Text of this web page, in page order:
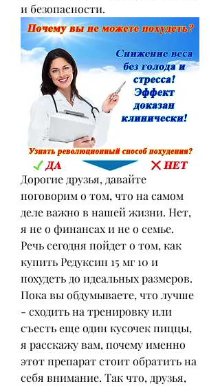
и безопасности.
Дорогие друзья, давайте
поговорим о том, что на самом
деле важно в нашей жизни. Нет,
я не о финансах и не о семье.
Речь сегодня пойдет о том, как
купить Редуксин 15 мг 10 и
похудеть до идеальных размеров.
Пока вы обдумываете, что лучше
- сходить на тренировку или
съесть еще один кусочек пиццы,
я расскажу вам, почему именно
этот препарат стоит обратить на
себя внимание. Так что, друзья,